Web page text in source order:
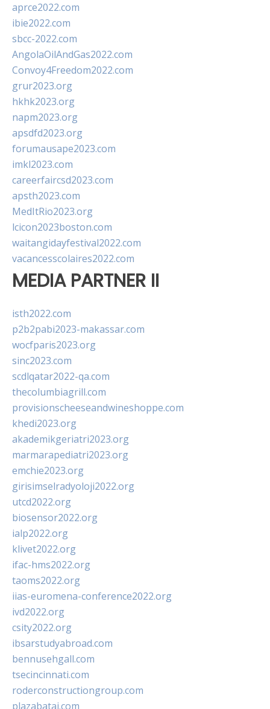
aprce2022.com
ibie2022.com
sbcc-2022.com
AngolaOilAndGas2022.com
Convoy4Freedom2022.com
grur2023.org
hkhk2023.org
napm2023.org
apsdfd2023.org
forumausape2023.com
imkl2023.com
careerfaircsd2023.com
apsth2023.com
MedItRio2023.org
lcicon2023boston.com
waitangidayfestival2022.com
vacancesscolaires2022.com
MEDIA PARTNER II
isth2022.com
p2b2pabi2023-makassar.com
wocfparis2023.org
sinc2023.com
scdlqatar2022-qa.com
thecolumbiagrill.com
provisionscheeseandwineshoppe.com
khedi2023.org
akademikgeriatri2023.org
marmarapediatri2023.org
emchie2023.org
girisimselradyoloji2022.org
utcd2022.org
biosensor2022.org
ialp2022.org
klivet2022.org
ifac-hms2022.org
taoms2022.org
iias-euromena-conference2022.org
ivd2022.org
csity2022.org
ibsarstudyabroad.com
bennusehgall.com
tsecincinnati.com
roderconstructiongroup.com
plazabatai.com